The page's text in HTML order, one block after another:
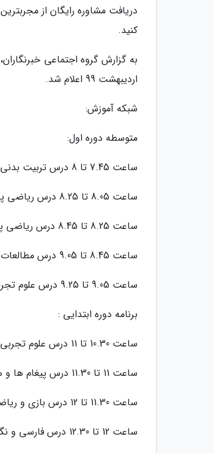
دریافت مشاوره رایگان از
کنید.
اردیبهشت 99 اعلام شد.
شبکه آموزش:
متوسطه دوره اول:
ساعت 7.45 تا 8 درس تربیت بدنی دوره متوسطه
ساعت 8.05 تا 8.25 درس ریاضی پایه 9
ساعت 8.25 تا 8.45 درس ریاضی پایه 8
ساعت 8.45 تا 9.05 درس مطالعات اجتماعی پایه 7
ساعت 9.05 تا 9.25 درس علوم تجربی پایه 9
برنامه دوره ابتدایی :
ساعت 10.30 تا 11 درس علوم تجربی و تفکر پایه اول
ساعت 11 تا 11.30 درس پیغام ها و هدیه های آسمانی پایه دوم
ساعت 11.30 تا 12 درس بازی و ریاضی پایه سوم
ساعت 12 تا 12.30 درس فارسی و نگارش پایه چهارم